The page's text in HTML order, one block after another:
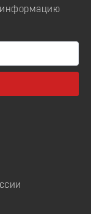
информацию